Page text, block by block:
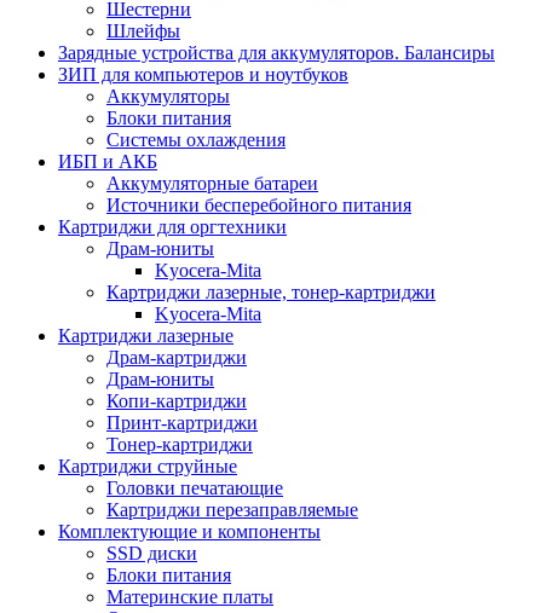
Шестерни
Шлейфы
Зарядные устройства для аккумуляторов. Балансиры
ЗИП для компьютеров и ноутбуков
Аккумуляторы
Блоки питания
Системы охлаждения
ИБП и АКБ
Аккумуляторные батареи
Источники бесперебойного питания
Картриджи для оргтехники
Драм-юниты
Kyocera-Mita
Картриджи лазерные, тонер-картриджи
Kyocera-Mita
Картриджи лазерные
Драм-картриджи
Драм-юниты
Копи-картриджи
Принт-картриджи
Тонер-картриджи
Картриджи струйные
Головки печатающие
Картриджи перезаправляемые
Комплектующие и компоненты
SSD диски
Блоки питания
Материнские платы